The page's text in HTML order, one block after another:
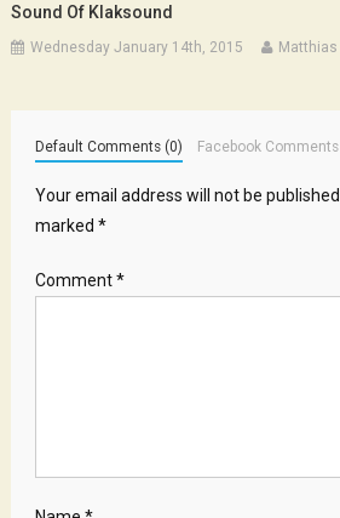
Sound Of Klaksound
Wednesday January 14th, 2015 Matthias
Default Comments (0) Facebook Comments
Your email address will not be published.
marked *
Comment*